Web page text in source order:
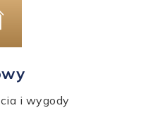
i wygody